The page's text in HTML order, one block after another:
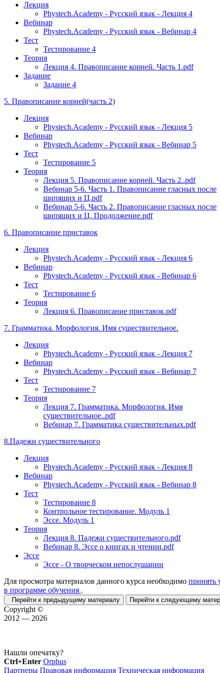
Лекция
Phystech.Academy - Русский язык - Лекция 4
Вебинар
Phystech.Academy - Русский язык - Вебинар 4
Тест
Тестирование 4
Теория
Лекция 4. Правописание корней. Часть 1.pdf
Задание
Задание 4
5. Правописание корней(часть 2)
Лекция
Phystech.Academy - Русский язык - Лекция 5
Вебинар
Phystech.Academy - Русский язык - Вебинар 5
Тест
Тестирование 5
Теория
Лекция 5. Правописание корней. Часть 2..pdf
Вебинар 5-6. Часть 1. Правописание гласных после
шипящих и Ц.pdf
Вебинар 5-6. Часть 2. Правописание гласных после
шипящих и Ц. Продолжение.pdf
6. Правописание приставок
Лекция
Phystech.Academy - Русский язык - Лекция 6
Вебинар
Phystech.Academy - Русский язык - Вебинар 6
Тест
Тестирование 6
Теория
Лекция 6. Правописание приставок.pdf
7. Грамматика. Морфология. Имя существительное.
Лекция
Phystech.Academy - Русский язык - Лекция 7
Вебинар
Phystech.Academy - Русский язык - Вебинар 7
Тест
Тестирование 7
Теория
Лекция 7. Грамматика. Морфология. Имя
существительное..pdf
Вебинар 7. Грамматика существительных.pdf
8.Падежи существительного
Лекция
Phystech.Academy - Русский язык - Лекция 8
Вебинар
Phystech.Academy - Русский язык - Вебинар 8
Тест
Тестирование 8
Контрольное тестирование. Модуль 1
Эссе. Модуль 1
Теория
Лекция 8. Падежи существительного.pdf
Вебинар 8. Эссе о книгах и чтении.pdf
Эссе
Эссе - О творческом непослушании
Для просмотра материалов данного курса необходимо принять
в программе обучения .
Перейти к предыдущему материалу Перейти к следующему
Copyright ©
2012 — 2026
Нашли опечатку?
Ctrl+Enter Orphus
Партнеры Правовая информация Техническая информация